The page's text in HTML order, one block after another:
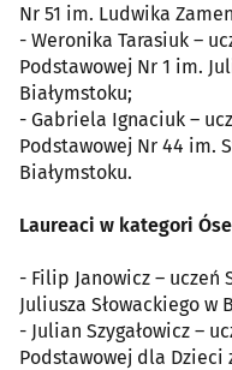
Nr 51 im. Ludwika
- Weronika Tarasiuk –
Podstawowej Nr 1 im.
Białymstoku;
- Gabriela Ignaciuk –
Podstawowej Nr 44 im.
Białymstoku.
Laureaci w kategori
- Filip Janowicz – uczeń
Juliusza Słowackiego w
- Julian Szygałowicz –
Podstawowej dla Dzieci